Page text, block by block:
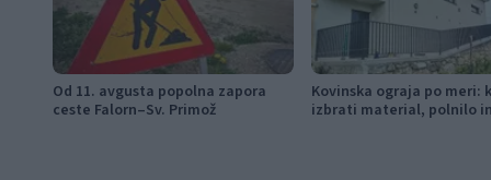
Od 11. avgusta popolna zapora
ceste Falorn–Sv. Primož
Kovinska ograja po meri:
izbrati material, polnilo